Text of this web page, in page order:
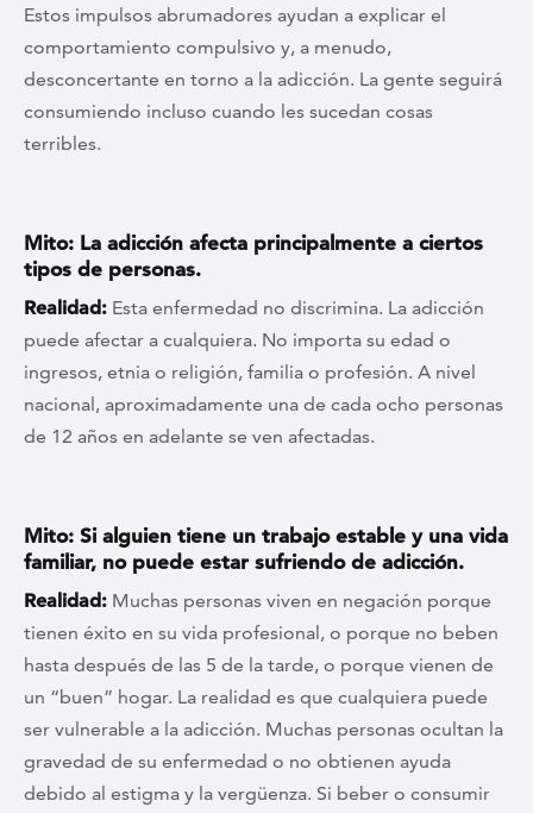
Estos impulsos abrumadores ayudan a explicar el
comportamiento compulsivo y, a menudo,
desconcertante en torno a la adicción. La gente seguirá
consumiendo incluso cuando les sucedan cosas
terribles.
Mito: La adicción afecta principalmente a ciertos
tipos de personas.
Realidad: Esta enfermedad no discrimina. La adicción
puede afectar a cualquiera. No importa su edad o
ingresos, etnia o religión, familia o profesión. A nivel
nacional, aproximadamente una de cada ocho personas
de 12 años en adelante se ven afectadas.
Mito: Si alguien tiene un trabajo estable y una vida
familiar, no puede estar sufriendo de adicción.
Realidad: Muchas personas viven en negación porque
tienen éxito en su vida profesional, o porque no beben
hasta después de las 5 de la tarde, o porque vienen de
un “buen” hogar. La realidad es que cualquiera puede
ser vulnerable a la adicción. Muchas personas ocultan la
gravedad de su enfermedad o no obtienen ayuda
debido al estigma y la vergüenza. Si beber o consumir